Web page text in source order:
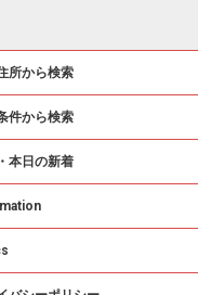
所から検索
件から検索
本日の新着